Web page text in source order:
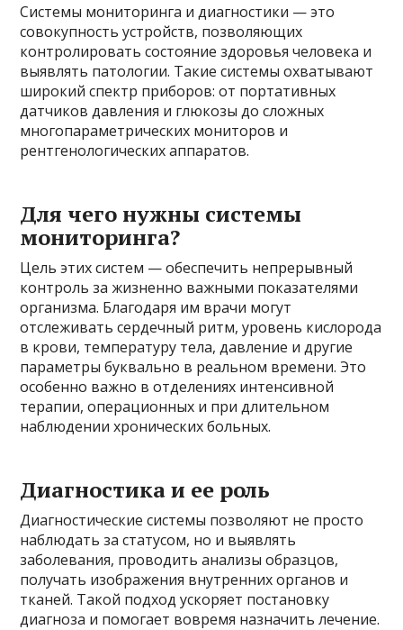
Системы мониторинга и диагностики — это
совокупность устройств, позволяющих
контролировать состояние здоровья человека и
выявлять патологии. Такие системы охватывают
широкий спектр приборов: от портативных
датчиков давления и глюкозы до сложных
многопараметрических мониторов и
рентгенологических аппаратов.
Для чего нужны системы
мониторинга?
Цель этих систем — обеспечить непрерывный
контроль за жизненно важными показателями
организма. Благодаря им врачи могут
отслеживать сердечный ритм, уровень кислорода
в крови, температуру тела, давление и другие
параметры буквально в реальном времени. Это
особенно важно в отделениях интенсивной
терапии, операционных и при длительном
наблюдении хронических больных.
Диагностика и ее роль
Диагностические системы позволяют не просто
наблюдать за статусом, но и выявлять
заболевания, проводить анализы образцов,
получать изображения внутренних органов и
тканей. Такой подход ускоряет постановку
диагноза и помогает вовремя назначить лечение.